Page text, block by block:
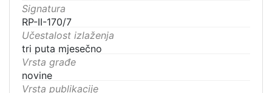
Signatura
RP-II-170/7
Učestalost izlaženja
tri puta mjesečno
Vrsta građe
novine
Vrsta publikacije